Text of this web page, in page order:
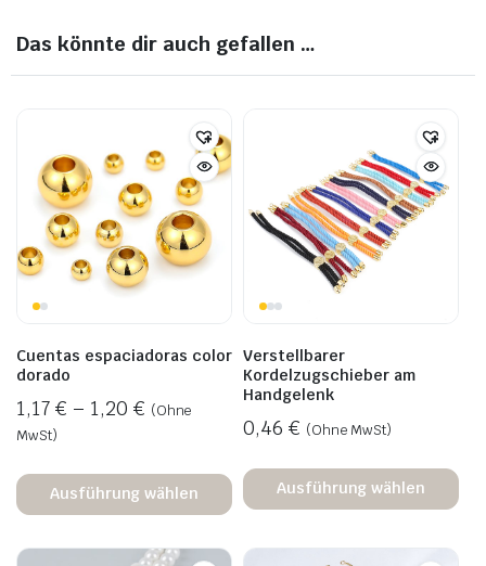
Das könnte dir auch gefallen …
Cuentas espaciadoras color
dorado
1,17 € – 1,20 € (Ohne
MwSt)
Ausführung wählen
Verstellbarer
Kordelzugschieber am
Handgelenk
0,46 € (Ohne MwSt)
Ausführung wählen